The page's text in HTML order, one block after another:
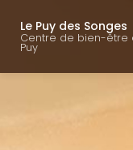
contenu
Le Puy des Songes
Centre de bien-être à Saint-Romain-le-
Puy